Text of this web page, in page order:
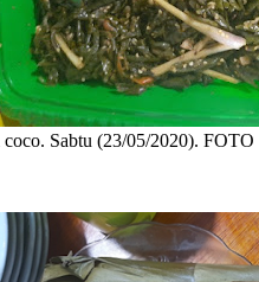
coco. Sabtu (23/05/2020).